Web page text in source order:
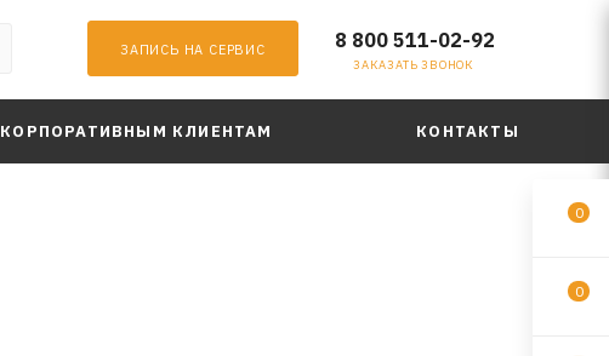
ЗАПИСЬ НА СЕРВИС 8 800 511-02-92
ЗАКАЗАТЬ ЗВОНОК
КОРПОРАТИВНЫМ КЛИЕНТАМ КОНТАКТЫ
0
0